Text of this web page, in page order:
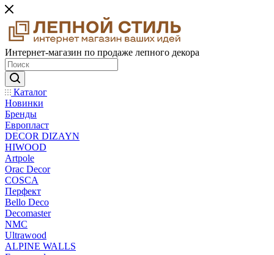
Интернет-магазин по продаже лепного декора
Каталог
Новинки
Бренды
Европласт
DECOR DIZAYN
HIWOOD
Artpole
Orac Decor
COSCA
Перфект
Bello Deco
Decomaster
NMС
Ultrawood
ALPINE WALLS